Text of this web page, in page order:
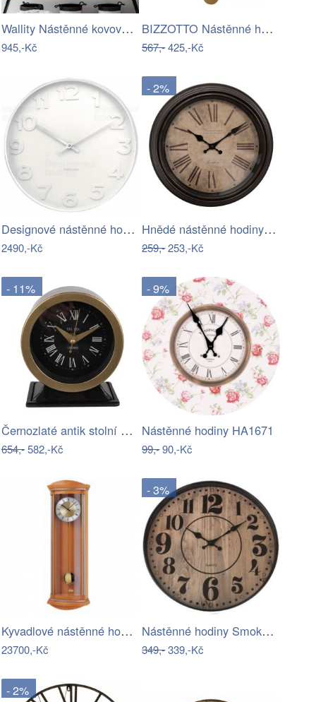
Wallity Nástěnné kovové hodiny Full…
945,-Kč
BIZZOTTO Nástěnné hodiny s kyvadlem…
567,-425,-Kč
Designové nástěnné hodiny 5636 Karlsson…
2490,-Kč
- 2%
Hnědé nástěnné hodiny - Ø 29x5 cm…
259,-253,-Kč
- 11%
Černozlaté antik stolní hodiny Big Ben…
654,-582,-Kč
- 9%
Nástěnné hodiny HA1671
99,-90,-Kč
Kyvadlové nástěnné hodiny 5080/16 AMS…
23700,-Kč
- 3%
Nástěnné hodiny Smoke, pr. 30,5 cm,…
349,-339,-Kč
- 2%